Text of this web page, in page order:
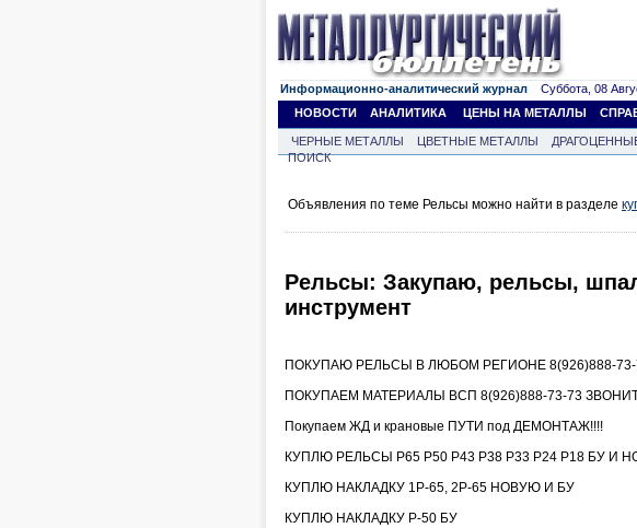
Информационно-аналитический журнал Суббота, 08
НОВОСТИ
АНАЛИТИКА ЦЕНЫ НА МЕТАЛЛЫ
ЧЕРНЫЕ МЕТАЛЛЫ ЦВЕТНЫЕ МЕТАЛЛЫ
ПОИСК
Объявления по теме Рельсы можно найти в разделе
Рельсы: Закупаю, рельсы,
инструмент
ПОКУПАЮ РЕЛЬСЫ В ЛЮБОМ РЕГИОНЕ 8(926)888-73-
ПОКУПАЕМ МАТЕРИАЛЫ ВСП 8(926)888-73-73
Покупаем ЖД и крановые ПУТИ под ДЕМОНТАЖ!!!!
КУПЛЮ РЕЛЬСЫ Р65 Р50 Р43 Р38 Р33 Р24 Р18 БУ И
КУПЛЮ НАКЛАДКУ 1Р-65, 2Р-65 НОВУЮ И БУ
КУПЛЮ НАКЛАДКУ Р-50 БУ